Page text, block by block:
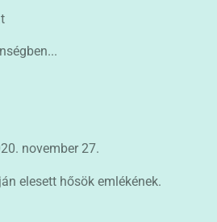
27.
hősök emlékének.